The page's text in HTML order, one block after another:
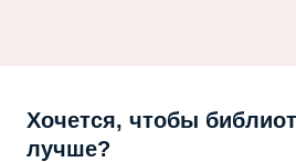
Хочется, чтобы
лучше?